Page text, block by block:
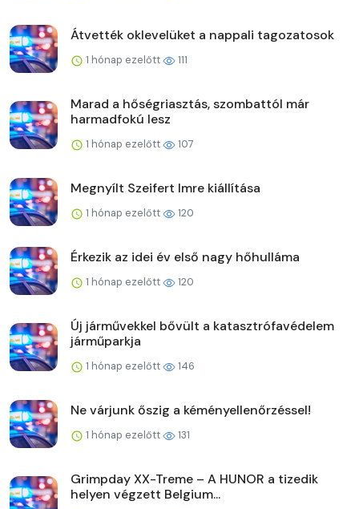
Átvették oklevelüket a nappali tagozatosok
1 hónap ezelőtt 111
Marad a hőségriasztás, szombattól már
harmadfokú lesz
1 hónap ezelőtt 107
Megnyílt Szeifert Imre kiállítása
1 hónap ezelőtt 120
Érkezik az idei év első nagy hőhulláma
1 hónap ezelőtt 120
Új járművekkel bővült a katasztrófavédelem
járműparkja
1 hónap ezelőtt 146
Ne várjunk őszig a kéményellenőrzéssel!
1 hónap ezelőtt 131
Grimpday XX-Treme – A HUNOR a tizedik
helyen végzett Belgium...